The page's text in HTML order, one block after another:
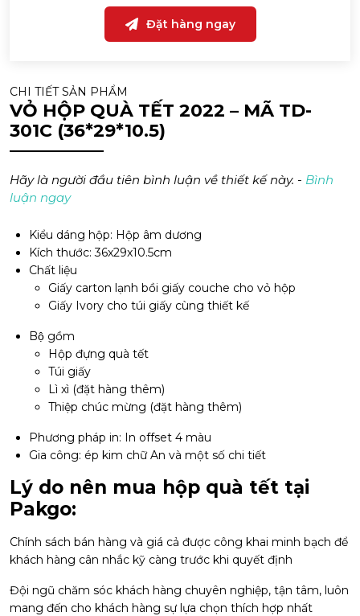
Đặt hàng ngay
CHI TIẾT SẢN PHẨM
VỎ HỘP QUÀ TẾT 2022 – MÃ TD-
301C (36*29*10.5)
Hãy là người đầu tiên bình luận về thiết kế này. - Bình
luận ngay
Kiểu dáng hộp: Hộp âm dương
Kích thước: 36x29x10.5cm
Chất liệu
Giấy carton lạnh bồi giấy couche cho vỏ hộp
Giấy Ivory cho túi giấy cùng thiết kế
Bộ gồm
Hộp đựng quà tết
Túi giấy
Lì xì (đặt hàng thêm)
Thiệp chúc mừng (đặt hàng thêm)
Phương pháp in: In offset 4 màu
Gia công: ép kim chữ An và một số chi tiết
Lý do nên mua hộp quà tết tại
Pakgo:
Chính sách bán hàng và giá cả được công khai minh bạch để
khách hàng cân nhắc kỹ càng trước khi quyết định
Đội ngũ chăm sóc khách hàng chuyên nghiệp, tận tâm, luôn
mang đến cho khách hàng sự lựa chọn thích hợp nhất